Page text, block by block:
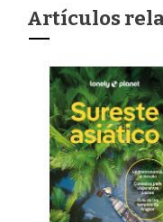
Artículos